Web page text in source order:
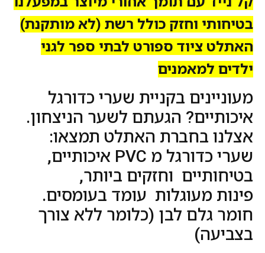
בטיחותי וחזק כולל רשת (לא מותקנת)
האתלט ציוד ספורט לבתי ספר לגני
ילדים למאמנים
מעוניינים בקניית שערי כדורגל
איכותיים? הגעתם לשער הניצחון.
אצלנו בחברת האתלט תמצאו:
שערי כדורגל מ PVC איכותיים,
בטיחותיים וחזקים ביותר,
פינות מעוגלות עומד בעומסים.
חומר גלם לבן (כלומר ללא צורך
בצביעה)